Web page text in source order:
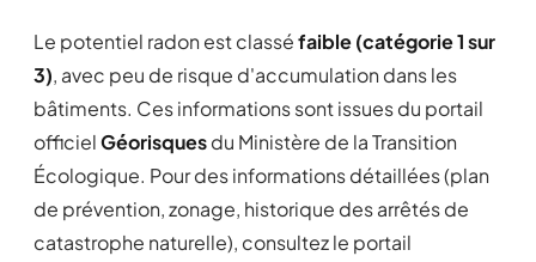
Le potentiel radon est classéfaible (catégorie 1 sur
3), avec peu de risque d'accumulation dans les
bâtiments. Ces informations sont issues du portail
officielGéorisquesdu Ministère de la Transition
Écologique. Pour des informations détaillées (plan
de prévention, zonage, historique des arrêtés de
catastrophe naturelle), consultez le portail